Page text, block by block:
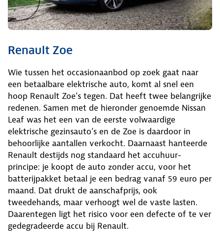
Renault Zoe
Wie tussen het occasionaanbod op zoek gaat naar
een betaalbare elektrische auto, komt al snel een
hoop Renault Zoe’s tegen. Dat heeft twee belangrijke
redenen. Samen met de hieronder genoemde Nissan
Leaf was het een van de eerste volwaardige
elektrische gezinsauto’s en de Zoe is daardoor in
behoorlijke aantallen verkocht. Daarnaast hanteerde
Renault destijds nog standaard het accuhuur-
principe: je koopt de auto zonder accu, voor het
batterijpakket betaal je een bedrag vanaf 59 euro per
maand. Dat drukt de aanschafprijs, ook
tweedehands, maar verhoogt wel de vaste lasten.
Daarentegen ligt het risico voor een defecte of te ver
gedegradeerde accu bij Renault.